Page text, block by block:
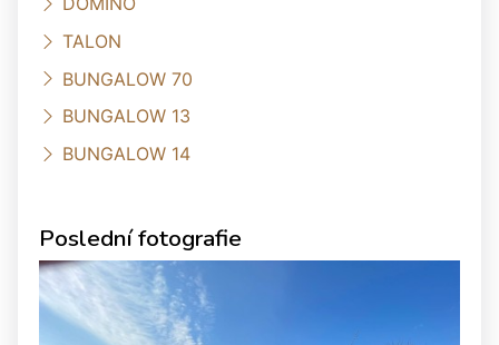
TALON
BUNGALOW 70
BUNGALOW 13
BUNGALOW 14
Poslední fotografie